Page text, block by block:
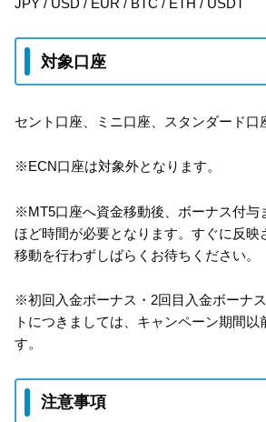
対象口座
セント口座、ミニ口座、スタンダード口
※ECN口座は対象外となります。
※MT5口座へ資金移動後、ボーナス付与
ほど時間が必要となります。すぐに反映
移動を行わずしばらくお待ちください。
※初回入金ボーナス・2回目入金ボーナ
トにつきましては、キャンペーン期間以
す。
注意事項